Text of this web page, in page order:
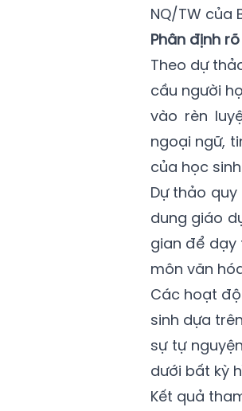
NQ/TW của
Phân định
Theo dự
cầu người
vào rèn
ngoại ngữ,
của học
Dự thảo
dung giáo
gian để dạy
môn văn
Các hoạt
sinh dựa
sự tự
dưới bất kỳ
Kết quả